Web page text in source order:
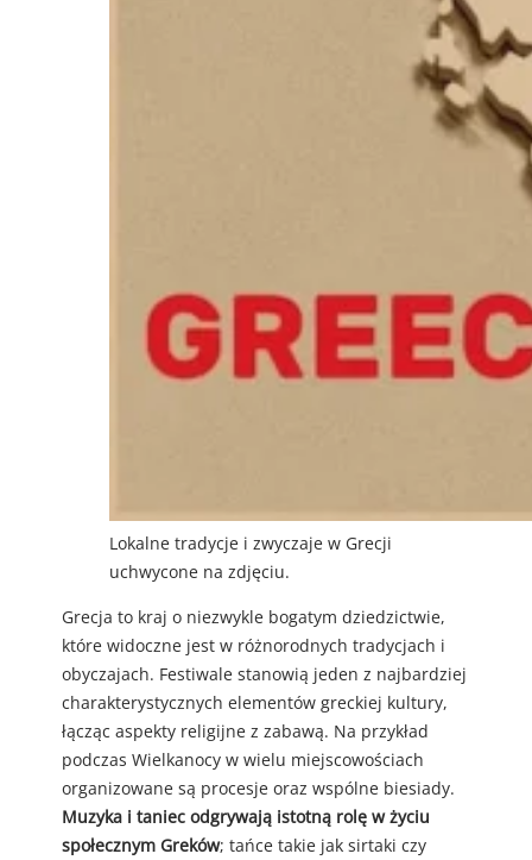
Lokalne tradycje i zwyczaje w Grecji
uchwycone na zdjęciu.
Grecja to kraj o niezwykle bogatym dziedzictwie,
które widoczne jest w różnorodnych tradycjach i
obyczajach. Festiwale stanowią jeden z najbardziej
charakterystycznych elementów greckiej kultury,
łącząc aspekty religijne z zabawą. Na przykład
podczas Wielkanocy w wielu miejscowościach
organizowane są procesje oraz wspólne biesiady.
Muzyka i taniec odgrywają istotną rolę w życiu
społecznym Greków; tańce takie jak sirtaki czy